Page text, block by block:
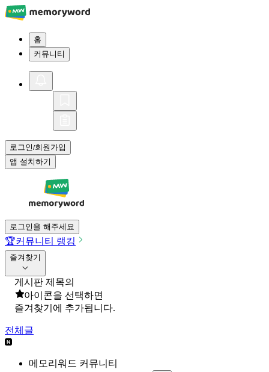
홈
커뮤니티
로그인/회원가입
앱 설치하기
로그인을 해주세요
🏆커뮤니티 랭킹
즐겨찾기
게시판 제목의
아이콘을 선택하면
즐겨찾기에 추가됩니다.
전체글
메모리워드 커뮤니티